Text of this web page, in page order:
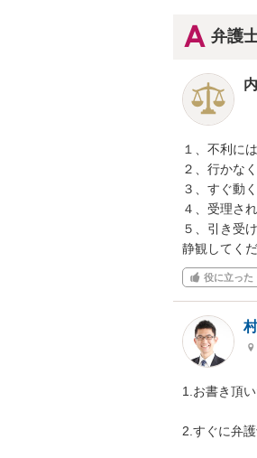
弁護
１、不利に
２、行かな
３、すぐ動
４、受理さ
５、引き受
静観してくだ
役に立った
1.お書き頂
2.すぐに弁